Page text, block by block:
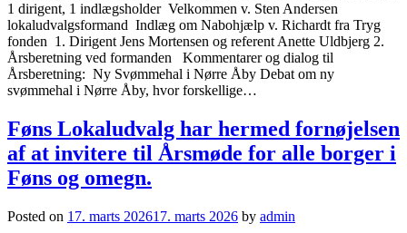
1 dirigent, 1 indlægsholder Velkommen v. Sten Andersen
lokaludvalgsformand Indlæg om Nabohjælp v. Richardt fra Tryg
fonden 1. Dirigent Jens Mortensen og referent Anette Uldbjerg 2.
Årsberetning ved formanden Kommentarer og dialog til
Årsberetning: Ny Svømmehal i Nørre Åby Debat om ny
svømmehal i Nørre Åby, hvor forskellige…
Føns Lokaludvalg har hermed fornøjelsen
af at invitere til Årsmøde for alle borger i
Føns og omegn.
Posted on 17. marts 202617. marts 2026 by admin